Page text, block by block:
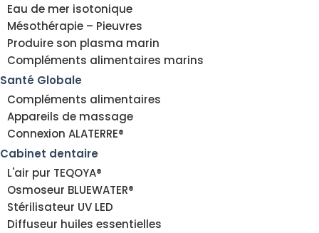
Eau de mer isotonique
Mésothérapie – Pieuvres
Produire son plasma marin
Compléments alimentaires marins
Santé Globale
Compléments alimentaires
Appareils de massage
Connexion ALATERRE®
Cabinet dentaire
L'air pur TEQOYA®
Osmoseur BLUEWATER®
Stérilisateur UV LED
Diffuseur huiles essentielles